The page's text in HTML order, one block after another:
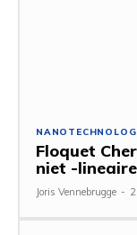
Floquet
niet -
Joris Vennebrugge -